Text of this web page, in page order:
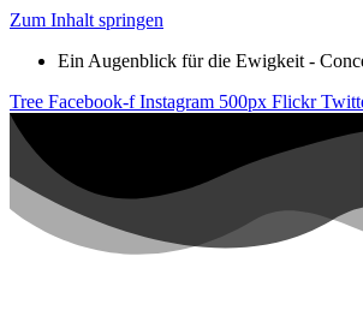
Zum Inhalt springen
Ein Augenblick für die Ewigkeit -
Tree Facebook-f Instagram 500px Flickr